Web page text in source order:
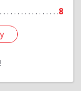
8